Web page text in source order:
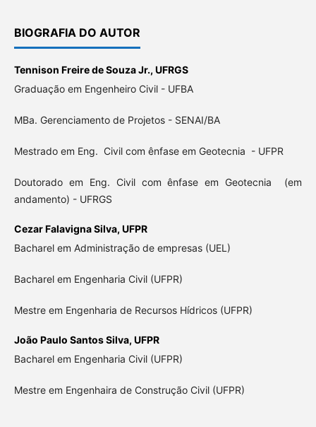
BIOGRAFIA DO AUTOR
Tennison Freire de Souza Jr., UFRGS
Graduação em Engenheiro Civil - UFBA
MBa. Gerenciamento de Projetos - SENAI/BA
Mestrado em Eng. Civil com ênfase em Geotecnia - UFPR
Doutorado em Eng. Civil com ênfase em Geotecnia (em
andamento) - UFRGS
Cezar Falavigna Silva, UFPR
Bacharel em Administração de empresas (UEL)
Bacharel em Engenharia Civil (UFPR)
Mestre em Engenharia de Recursos Hídricos (UFPR)
João Paulo Santos Silva, UFPR
Bacharel em Engenharia Civil (UFPR)
Mestre em Engenhaira de Construção Civil (UFPR)